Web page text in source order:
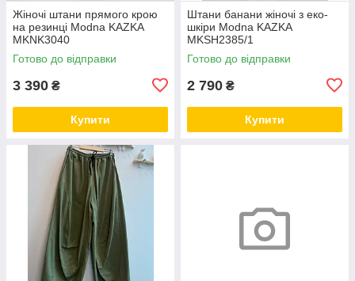
Жіночі штани прямого крою
на резинці Modna KAZKA
MKNK3040
Готово до відправки
3 390 ₴
Купити
Штани банани жіночі з еко-
шкіри Modna KAZKA
MKSH2385/1
Готово до відправки
2 790 ₴
Купити